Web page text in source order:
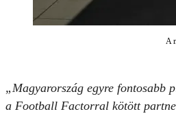
A
„Magyarország egyre fontosabb
a Football Factorral kötött